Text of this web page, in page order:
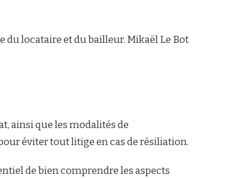
du locataire et du bailleur. Mikaël Le Bot
ainsi que les modalités de
éviter tout litige en cas de résiliation.
de bien comprendre les aspects